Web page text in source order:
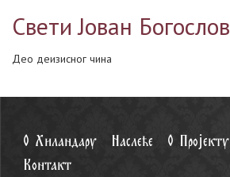
Свети Јован Богослов
Део деизисног чина
О Хиландару Наслеђе О Пројекту
Контакт